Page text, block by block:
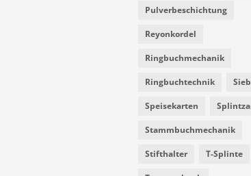
Pulverbeschichtung
Reyonkordel
Ringbuchmechanik
Ringbuchtechnik
Speisekarten
Stammbuchmechanik
Stifthalter T-Splinte